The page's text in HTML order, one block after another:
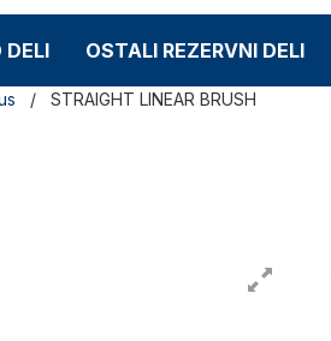
DELI OSTALI REZERVNI DELI
STRAIGHT LINEAR BRUSH